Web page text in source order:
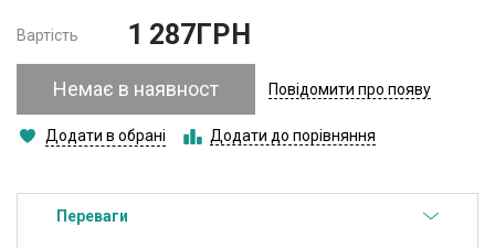
Вартість 1 287ГРН
Немає в наявност Повідомити про появу
Додати в обрані Додати до порівняння
Переваги